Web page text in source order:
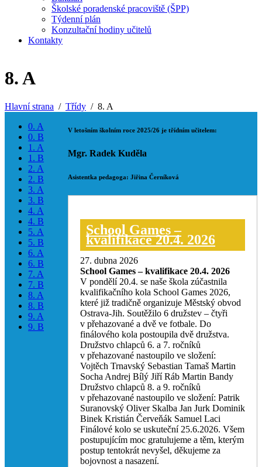
Školské poradenské pracoviště (ŠPP)
Týdenní plán
Konzultační hodiny učitelů
Kontakty
8. A
Hlavní strana Třídy
8. A
0. A
0. B
1. A
1. B
2. A
2. B
3. A
3. B
4. A
4. B
5. A
5. B
6. A
6. B
7. A
7. B
8. A
8. B
9. A
9. B
V letošním školním roce 2025/26 je třídním učitelem:
Mgr. Radek Kuděla
Asistentka pedagoga: Jiřina Černíková
School Games –
kvalifikace 20.4. 2026
27. dubna 2026
School Games – kvalifikace 20.4. 2026
V pondělí 20.4. se naše škola zúčastnila
kvalifikačního kola School Games 2026,
které již tradičně organizuje Městský obvod
Ostrava-Jih. Soutěžilo 6 družstev – čtyři
v přehazované a dvě ve fotbale. Do
finálového kola postoupila dvě družstva.
Družstvo chlapců 6. a 7. ročníků
v přehazované nastoupilo ve složení:
Vojtěch Trnavský Sebastian Tamaš Martin
Socha Andrej Bílý Jiří Ráb Martin Bandy
Družstvo chlapců 8. a 9. ročníků
v přehazované nastoupilo ve složení: Patrik
Suranovský Oliver Skalba Jan Jurk Dominik
Binek Kristián Červeňák Samuel Laci
Finálové kolo se uskuteční 25.6.2026. Všem
postupujícím moc gratulujeme a těm, kterým
postup tentokrát nevyšel, děkujeme za
bojovnost a nasazení.